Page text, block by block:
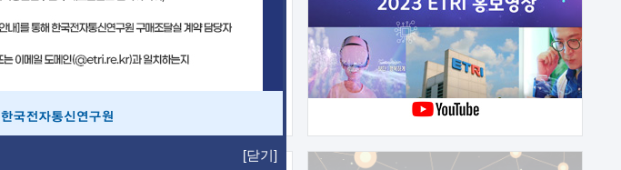
[닫기]
기술예고 중소기업 지원
보유특허 이전가능 기술
융합기술연구생산센터 반도체실험실